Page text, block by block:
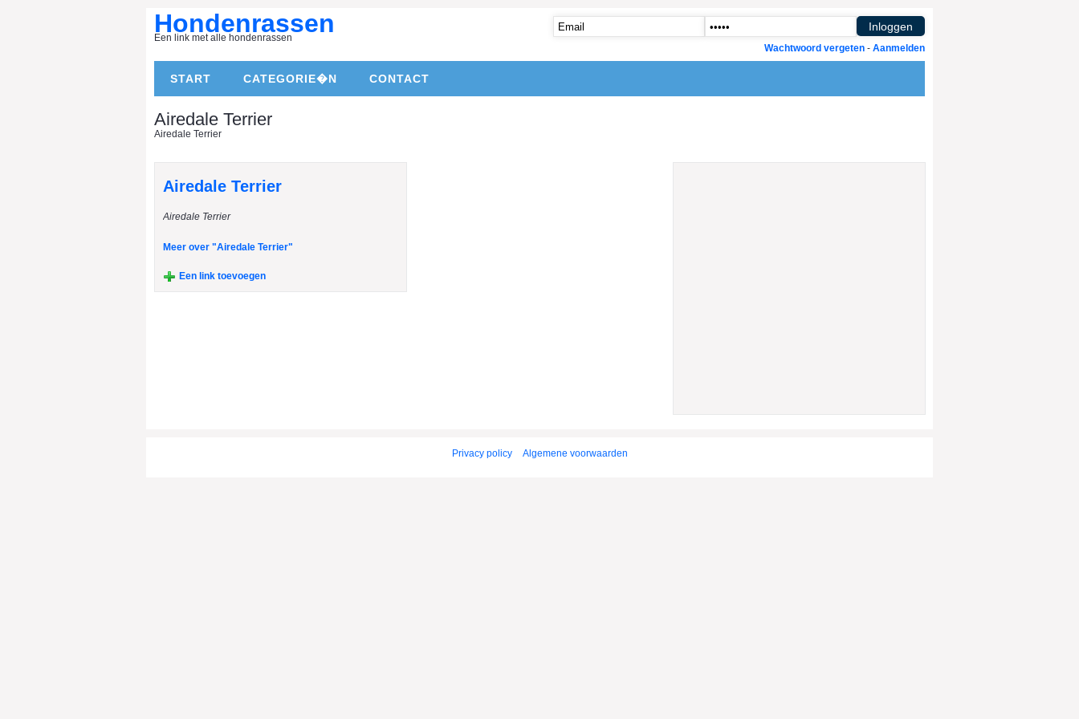
Hondenrassen
Een link met alle hondenrassen
START CATEGORIE�N CONTACT
Wachtwoord vergeten - Aanmelden
Airedale Terrier
Airedale Terrier
Airedale Terrier
Airedale Terrier
Meer over "Airedale Terrier"
Een link toevoegen
Privacy policy Algemene voorwaarden